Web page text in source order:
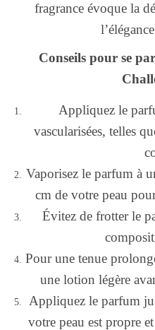
fragrance évoque la
Conseils pour se
Appliquez le
vascularisées, telles
Vaporisez le parfum à
cm de votre peau
Évitez de frotter le
Pour une tenue
une lotion légère
Appliquez le parfum
votre peau est propre